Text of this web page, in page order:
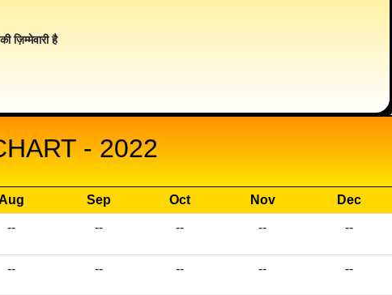
ज़िम्मेवारी है
- 2022
Sep Oct Nov
Dec
-- -- -- -- --
-- -- -- -- --